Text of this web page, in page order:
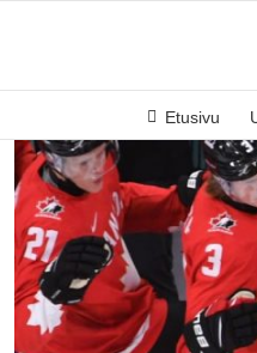
Etusivu
Katso
kuvaa
isompana